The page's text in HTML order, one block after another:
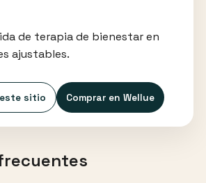
de terapia de bienestar en
ajustables.
sitio Comprar en Wellue